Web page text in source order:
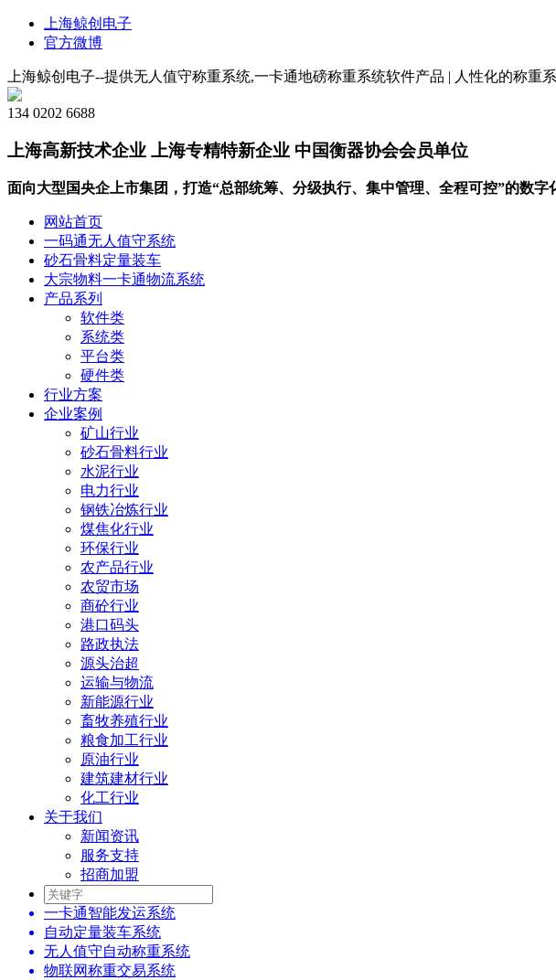
上海鲸创电子
官方微博
上海鲸创电子--提供无人值守称重系统,一卡通地磅称重系统软件产品 | 人性化的称重
134 0202 6688
上海高新技术企业 上海专精特新企业 中国衡器协会会员单位
面向大型国央企上市集团，打造“总部统筹、分级执行、集中管理、全程可控”的数字
网站首页
一码通无人值守系统
砂石骨料定量装车
大宗物料一卡通物流系统
产品系列
软件类
系统类
平台类
硬件类
行业方案
企业案例
矿山行业
砂石骨料行业
水泥行业
电力行业
钢铁冶炼行业
煤焦化行业
环保行业
农产品行业
农贸市场
商砼行业
港口码头
路政执法
源头治超
运输与物流
新能源行业
畜牧养殖行业
粮食加工行业
原油行业
建筑建材行业
化工行业
关于我们
新闻资讯
服务支持
招商加盟
一卡通智能发运系统
自动定量装车系统
无人值守自动称重系统
物联网称重交易系统